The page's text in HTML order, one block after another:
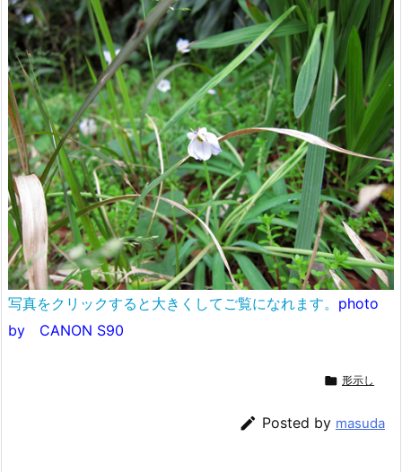
写真をクリックすると大きくしてご覧になれます。 photo
by CANON S90
 形示し
 Posted by masuda